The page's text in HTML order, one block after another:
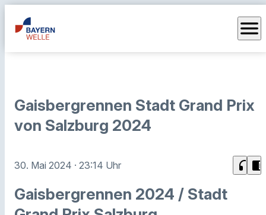
menu
Gaisbergrennen Stadt Grand Prix
von Salzburg 2024
30. Mai 2024 · 23:14 Uhr headphones chrome_reader_mode
Gaisbergrennen 2024 / Stadt